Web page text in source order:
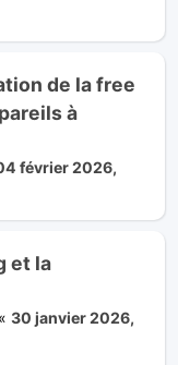
de la free
à
février 2026,
et la
« 30 janvier 2026,